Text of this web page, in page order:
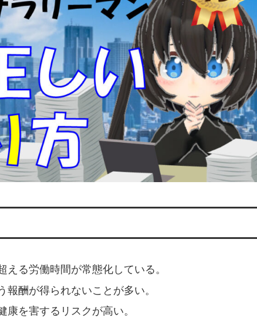
る労働時間が常態化している。
酬が得られないことが多い。
を害するリスクが高い。